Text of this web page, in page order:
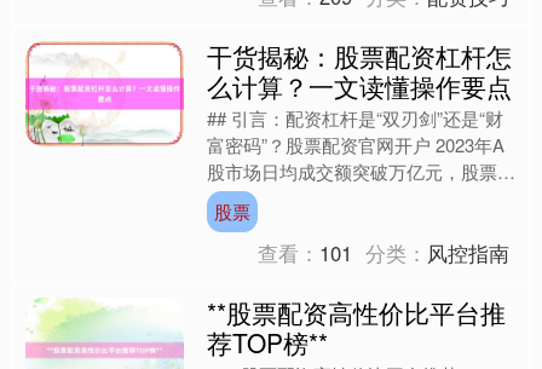
干货揭秘：股票配资杠杆怎
么计算？一文读懂操作要点
## 引言：配资杠杆是“双刃剑”还是“财
富密码”？股票配资官网开户 2023年A
股市场日均成交额突破万亿元，股票配
资这一高风险投资工具再次引发关注。
有人通过杠杆....
股票
查看： 101 分类： 风控指南
**股票配资高性价比平台推
荐TOP榜**